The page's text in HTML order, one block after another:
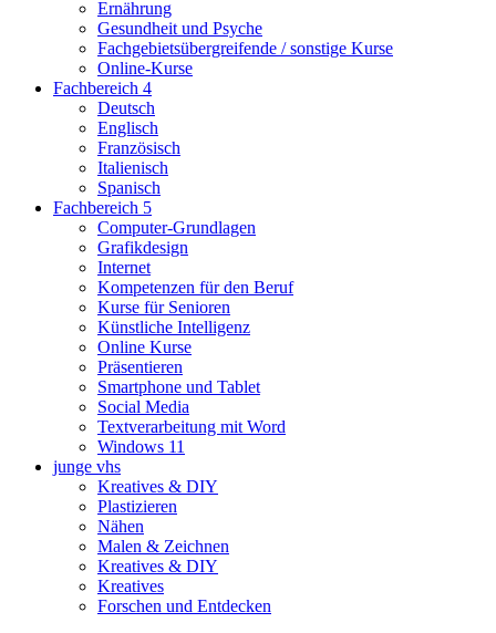
Ernährung
Gesundheit und Psyche
Fachgebietsübergreifende / sonstige Kurse
Online-Kurse
Fachbereich 4
Deutsch
Englisch
Französisch
Italienisch
Spanisch
Fachbereich 5
Computer-Grundlagen
Grafikdesign
Internet
Kompetenzen für den Beruf
Kurse für Senioren
Künstliche Intelligenz
Online Kurse
Präsentieren
Smartphone und Tablet
Social Media
Textverarbeitung mit Word
Windows 11
junge vhs
Kreatives & DIY
Plastizieren
Nähen
Malen & Zeichnen
Kreatives & DIY
Kreatives
Forschen und Entdecken